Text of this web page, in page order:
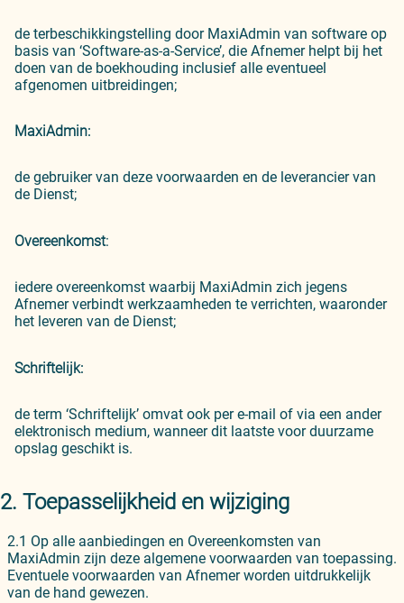
de terbeschikkingstelling door MaxiAdmin van software op
basis van ‘Software-as-a-Service’, die Afnemer helpt bij het
doen van de boekhouding inclusief alle eventueel
afgenomen uitbreidingen;
MaxiAdmin:
de gebruiker van deze voorwaarden en de leverancier van
de Dienst;
Overeenkomst:
iedere overeenkomst waarbij MaxiAdmin zich jegens
Afnemer verbindt werkzaamheden te verrichten, waaronder
het leveren van de Dienst;
Schriftelijk:
de term ‘Schriftelijk’ omvat ook per e-mail of via een ander
elektronisch medium, wanneer dit laatste voor duurzame
opslag geschikt is.
2. Toepasselijkheid en wijziging
2.1 Op alle aanbiedingen en Overeenkomsten van
MaxiAdmin zijn deze algemene voorwaarden van toepassing.
Eventuele voorwaarden van Afnemer worden uitdrukkelijk
van de hand gewezen.